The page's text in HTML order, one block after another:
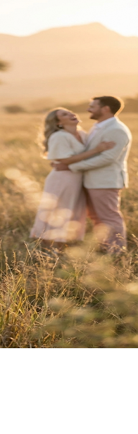
hier
begin
te verbeter.